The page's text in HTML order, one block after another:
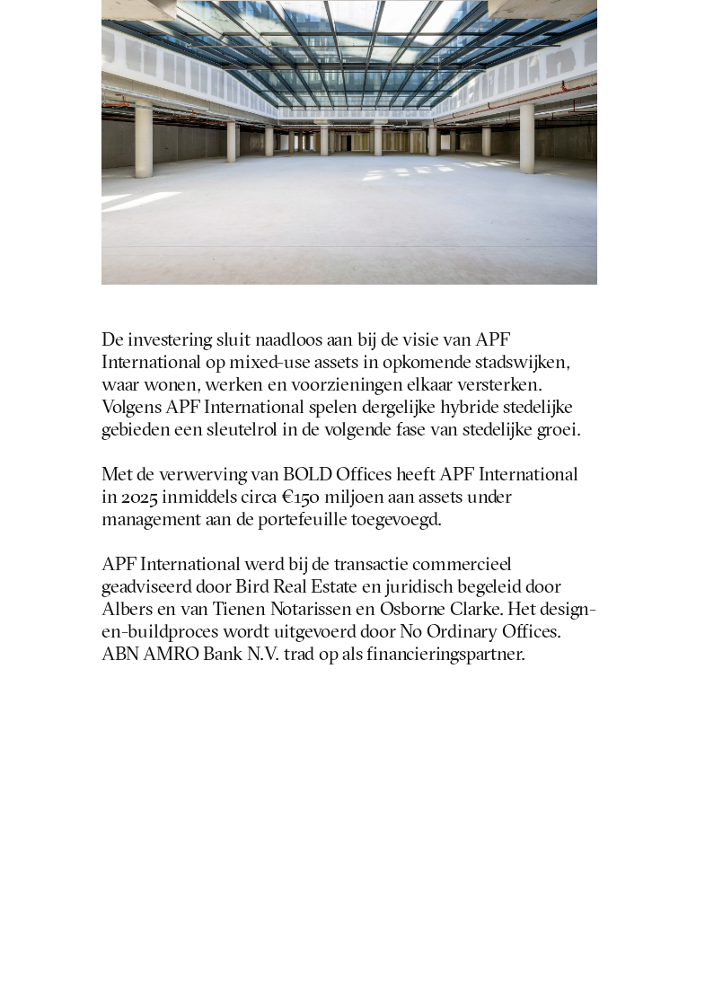
De investering sluit naadloos aan bij de visie van APF
International op mixed-use assets in opkomende stadswijken,
waar wonen, werken en voorzieningen elkaar versterken.
Volgens APF International spelen dergelijke hybride stedelijke
gebieden een sleutelrol in de volgende fase van stedelijke groei.
Met de verwerving van BOLD Offices heeft APF International
in 2025 inmiddels circa €150 miljoen aan assets under
management aan de portefeuille toegevoegd.
APF International werd bij de transactie commercieel
geadviseerd door Bird Real Estate en juridisch begeleid door
Albers en van Tienen Notarissen en Osborne Clarke. Het design-
en-buildproces wordt uitgevoerd door No Ordinary Offices.
ABN AMRO Bank N.V. trad op als financieringspartner.